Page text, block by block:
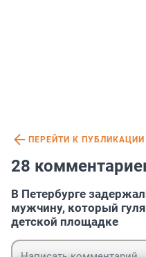
ПЕРЕЙТИ К ПУБЛИКАЦИИ
28
В Петербурге
мужчину, который
детской площадке